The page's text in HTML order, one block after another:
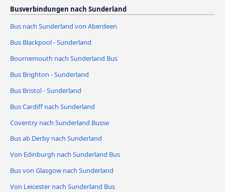
Busverbindungen nach Sunderland
Bus nach Sunderland von Aberdeen
Bus Blackpool - Sunderland
Bournemouth nach Sunderland Bus
Bus Brighton - Sunderland
Bus Bristol - Sunderland
Bus Cardiff nach Sunderland
Coventry nach Sunderland Busse
Bus ab Derby nach Sunderland
Von Edinburgh nach Sunderland Bus
Bus von Glasgow nach Sunderland
Von Leicester nach Sunderland Bus